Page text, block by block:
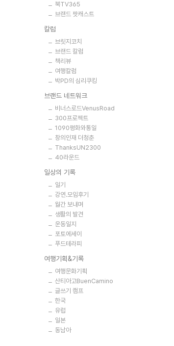
북TV365
브랜드 팟캐스트
칼럼
브릿지코치
브랜드 칼럼
책리뷰
여행칼럼
박PD의 심리쿠킹
브랜드 네트워크
비너스로드VenusRoad
300프로젝트
1090평화와통일
창의인재 더청춘
ThanksUN2300
40라운드
일상의 기록
일기
강연.모임후기
월간 보내며
생활의 발견
운동일지
포토에세이
푸드테라피
여행기획&기록
여행문화기획
산티아고BuenCamino
글쓰기 캠프
한국
유럽
일본
동남아